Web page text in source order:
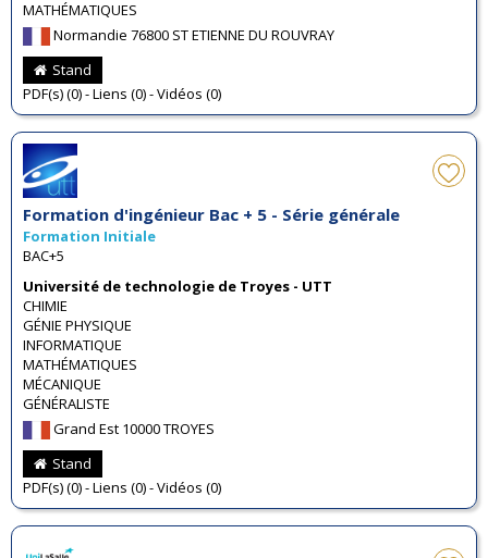
MATHÉMATIQUES
Normandie 76800 ST ETIENNE DU ROUVRAY
Stand
PDF(s) (0) - Liens (0) - Vidéos (0)
Formation d'ingénieur Bac + 5 - Série générale
Formation Initiale
BAC+5
Université de technologie de Troyes - UTT
CHIMIE
GÉNIE PHYSIQUE
INFORMATIQUE
MATHÉMATIQUES
MÉCANIQUE
GÉNÉRALISTE
Grand Est 10000 TROYES
Stand
PDF(s) (0) - Liens (0) - Vidéos (0)